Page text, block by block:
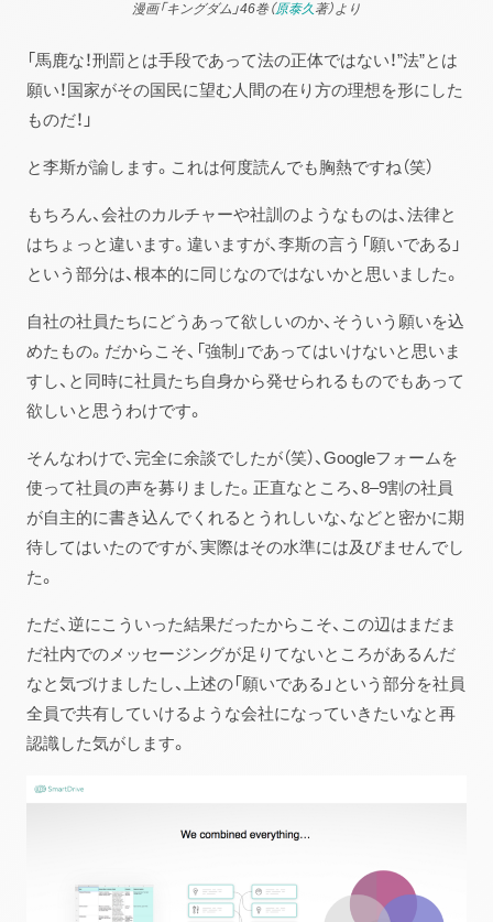
漫画「キングダム」46巻（原泰久 著）より
「馬鹿な！刑罰とは手段であって法の正体ではない！”法”とは
願い！国家がその国民に望む人間の在り方の理想を形にした
ものだ！」
と李斯が諭します。これは何度読んでも胸熱ですね（笑）
もちろん、会社のカルチャーや社訓のようなものは、法律と
はちょっと違います。違いますが、李斯の言う「願いである」
という部分は、根本的に同じなのではないかと思いました。
自社の社員たちにどうあって欲しいのか、そういう願いを込
めたもの。だからこそ、「強制」であってはいけないと思いま
すし、と同時に社員たち自身から発せられるものでもあって
欲しいと思うわけです。
そんなわけで、完全に余談でしたが（笑）、Googleフォームを
使って社員の声を募りました。正直なところ、8–9割の社員
が自主的に書き込んでくれるとうれしいな、などと密かに期
待してはいたのですが、実際はその水準には及びませんでし
た。
ただ、逆にこういった結果だったからこそ、この辺はまだま
だ社内でのメッセージングが足りてないところがあるんだ
なと気づけましたし、上述の「願いである」という部分を社員
全員で共有していけるような会社になっていきたいなと再
認識した気がします。